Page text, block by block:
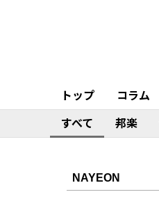
トップ コラム
すべて
邦楽